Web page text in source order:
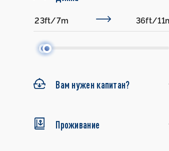
Вам нужен капитан?
Проживание